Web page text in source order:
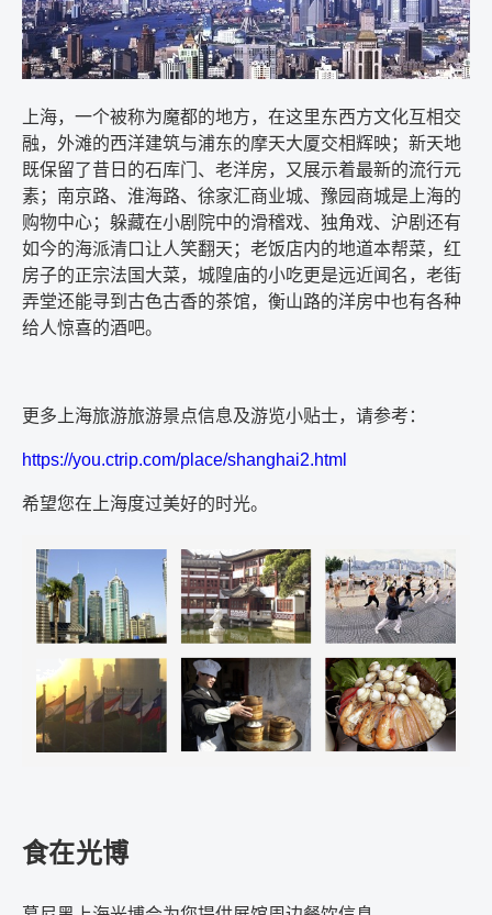
上海，一个被称为魔都的地方，在这里东西方文化互相交
融，外滩的西洋建筑与浦东的摩天大厦交相辉映；新天地
既保留了昔日的石库门、老洋房，又展示着最新的流行元
素；南京路、淮海路、徐家汇商业城、豫园商城是上海的
购物中心；躲藏在小剧院中的滑稽戏、独角戏、沪剧还有
如今的海派清口让人笑翻天；老饭店内的地道本帮菜，红
房子的正宗法国大菜，城隍庙的小吃更是远近闻名，老街
弄堂还能寻到古色古香的茶馆，衡山路的洋房中也有各种
给人惊喜的酒吧。
更多上海旅游旅游景点信息及游览小贴士，请参考：
https://you.ctrip.com/place/shanghai2.html
希望您在上海度过美好的时光。
食在光博